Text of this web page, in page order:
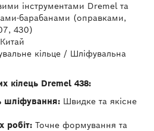
інструментами Dremel та
барабанами (оправками,
430)
кільце / Шліфувальна
кілець Dremel 438:
шліфування: Швидке та якісне
робіт: Точне формування та